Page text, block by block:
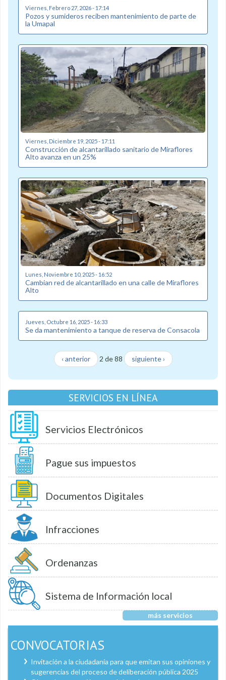
Viernes, Febrero 27, 2026 - 17:14
Pozos y sumideros reciben mantenimiento de parte de
la Umapal
Viernes, Diciembre 19, 2025 - 17:11
Construcción de alcantarillado sanitario de Miraflores
Alto avanza en un 25%
Lunes, Noviembre 10, 2025 - 16:52
Cambian red de alcantarillado en una calle de Miraflores
Alto
Jueves, Octubre 16, 2025 - 16:33
Se da mantenimiento a tanque de reserva de Consacola
‹ anterior 2 de 88 siguiente ›
SERVICIOS EN LÍNEA
Servicios Electrónicos
Pague sus impuestos
Documentos Digitales
Infracciones
Ordenanzas
Sistema de Información local
más servicios
CONVOCATORIAS
Invitación a la ciudadanía para que emitan sus opiniones y
sugerencias del proceso de deliberación pública 2025